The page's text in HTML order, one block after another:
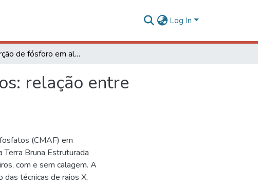
Log In
Adsorção de fósforo em alguns solos latossólicos: relação entre mineralogia e efeito da calagem
relação entre
(CMAF) em
Bruna Estruturada
com e sem calagem. A
técnicas de raios X,